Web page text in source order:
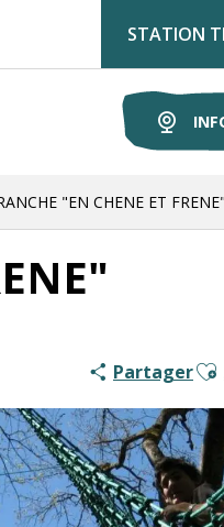
Retrouve Luz tourisme tous
STATION
"EN CHENE ET FRENE"
Partager